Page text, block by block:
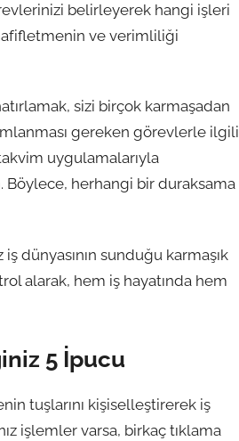
belirleyerek hangi işleri
ve verimliliği
sizi birçok karmaşadan
gereken görevlerle ilgili
uygulamalarıyla
Böylece, herhangi bir duraksama
dünyasının sunduğu karmaşık
alarak, hem iş hayatında hem
5 İpucu
tuşlarını kişiselleştirerek iş
işlemler varsa, birkaç tıklama